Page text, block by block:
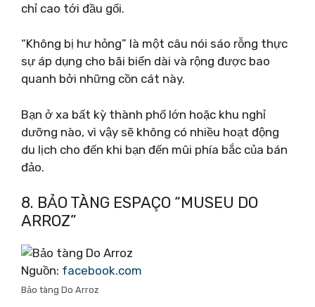
chỉ cao tới đầu gối.
“Không bị hư hỏng” là một câu nói sáo rỗng thực
sự áp dụng cho bãi biển dài và rộng được bao
quanh bởi những cồn cát này.
Bạn ở xa bất kỳ thành phố lớn hoặc khu nghỉ
dưỡng nào, vì vậy sẽ không có nhiều hoạt động
du lịch cho đến khi bạn đến mũi phía bắc của bán
đảo.
8. BẢO TÀNG ESPAÇO “MUSEU DO
ARROZ”
Nguồn: facebook.com
Bảo tàng Do Arroz